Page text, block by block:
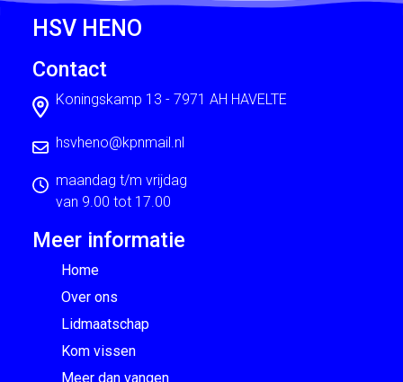
HSV HENO
Contact
Koningskamp 13 - 7971 AH HAVELTE
hsvheno@kpnmail.nl
maandag t/m vrijdag
van 9.00 tot 17.00
Meer informatie
Home
Over ons
Lidmaatschap
Kom vissen
Meer dan vangen